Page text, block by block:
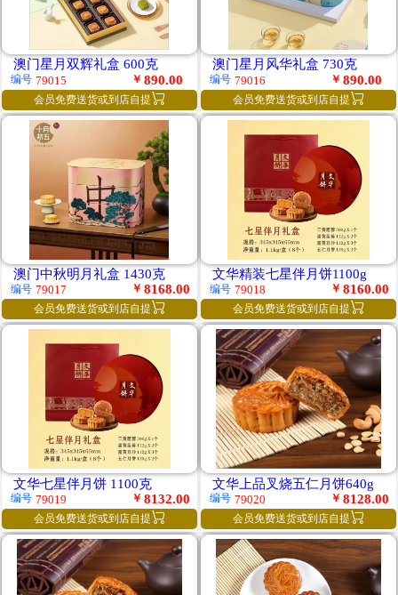
澳门星月双辉礼盒 600克
编号 79015 ￥ 890.00
会员免费送货或到店自提 
澳门星月风华礼盒 730克
编号 79016 ￥ 890.00
会员免费送货或到店自提 
澳门中秋明月礼盒 1430克
编号 79017 ￥ 8168.00
会员免费送货或到店自提 
文华精装七星伴月饼1100g
编号 79018 ￥ 8160.00
会员免费送货或到店自提 
文华七星伴月饼 1100克
编号 79019 ￥ 8132.00
会员免费送货或到店自提 
文华上品叉烧五仁月饼640g
编号 79020 ￥ 8128.00
会员免费送货或到店自提 